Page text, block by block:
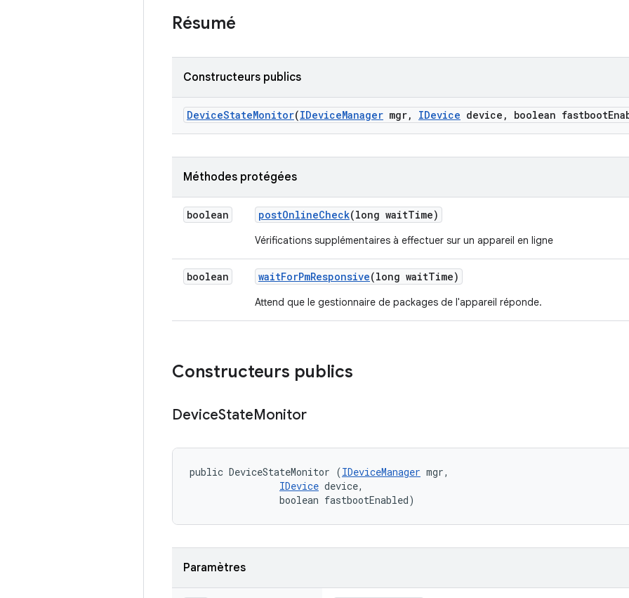
Résumé
Constructeurs publics
DeviceStateMonitor(IDeviceManager mgr, IDevice device , boolean fastboot
Méthodes protégées
boolean postOnlineCheck(long waitTime)
Vérifications supplémentaires à effectuer sur un appareil en ligne
boolean waitForPmResponsive(long waitTime)
Attend que le gestionnaire de packages de l'appareil réponde.
Constructeurs publics
DeviceStateMonitor
public DeviceStateMonitor (IDeviceManager mgr,
IDevice device,
                boolean fastbootEnabled)
Paramètres